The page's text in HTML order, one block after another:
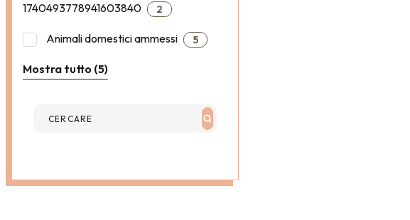
1740493778941603840
2
Animali domestici ammessi 5
Mostra tutto (5)